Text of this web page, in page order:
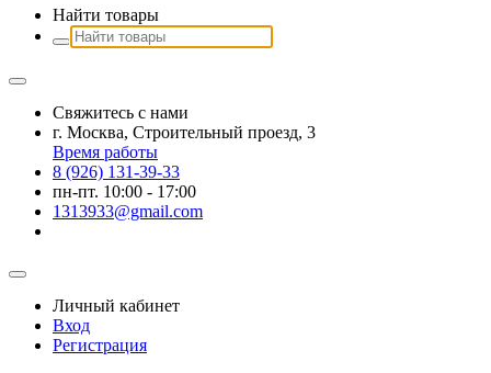
Найти товары
Свяжитесь с нами
г. Москва, Строительный проезд, 3
Время работы
8 (926) 131-39-33
пн-пт. 10:00 - 17:00
1313933@gmail.com
Личный кабинет
Вход
Регистрация